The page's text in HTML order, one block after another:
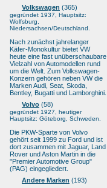
Volkswagen (365)
gegründet 1937, Hauptsitz:
Wolfsburg,
Niedersachsen/Deutschland.
Nach zunächst jahrelanger
Käfer-Monokultur bietet VW
heute eine fast unüberschaubare
Vielzahl von Automodellen rund
um die Welt. Zum Volkswagen-
Konzern gehören neben VW die
Marken Audi, Seat, Skoda,
Bentley, Bugatti und Lamborghini.
Volvo (58)
gegründet 1927, heutiger
Hauptsitz: Göteborg, Schweden.
Die PKW-Sparte von Volvo
gehört seit 1999 zu Ford und ist
dort zusammen mit Jaguar, Land
Rover und Aston Martin in die
"Premier Automotive Group"
(PAG) eingegliedert.
Andere Marken (193)